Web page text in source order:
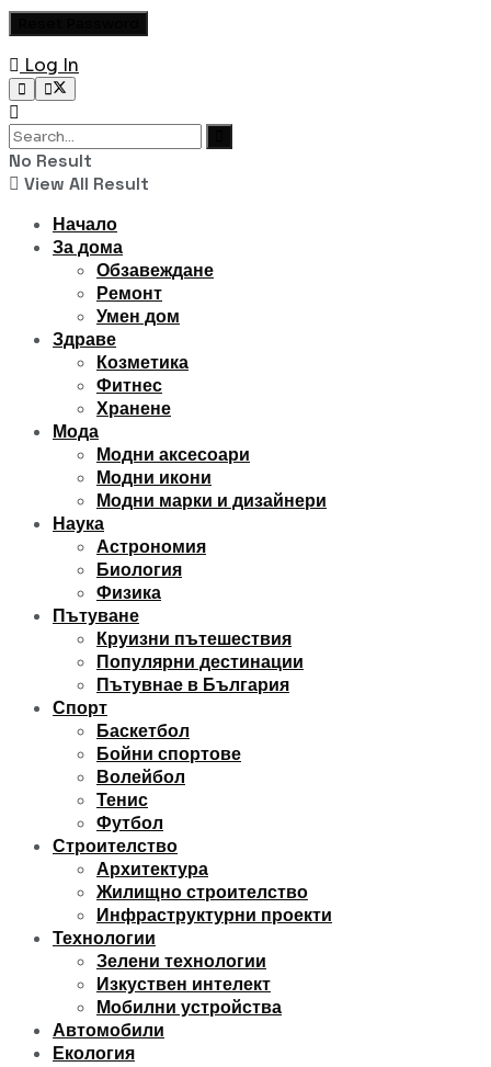
Log In
No Result
View All Result
Начало
За дома
Обзавеждане
Ремонт
Умен дом
Здраве
Козметика
Фитнес
Хранене
Мода
Модни аксесоари
Модни икони
Модни марки и дизайнери
Наука
Астрономия
Биология
Физика
Пътуване
Круизни пътешествия
Популярни дестинации
Пътувнае в България
Спорт
Баскетбол
Бойни спортове
Волейбол
Тенис
Футбол
Строителство
Архитектура
Жилищно строителство
Инфраструктурни проекти
Технологии
Зелени технологии
Изкуствен интелект
Мобилни устройства
Автомобили
Екология